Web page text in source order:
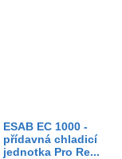
ESAB EC 1000 -
přídavná chladicí
jednotka Pro Re...